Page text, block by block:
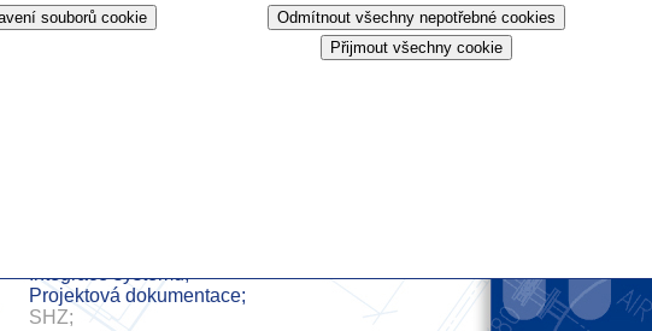
Staška 2007
Integrace systémů;
Projektová dokumentace;
SHZ;